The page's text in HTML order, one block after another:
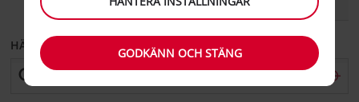
HÄMTA FRÅN
GODKÄNN OCH STÄNG